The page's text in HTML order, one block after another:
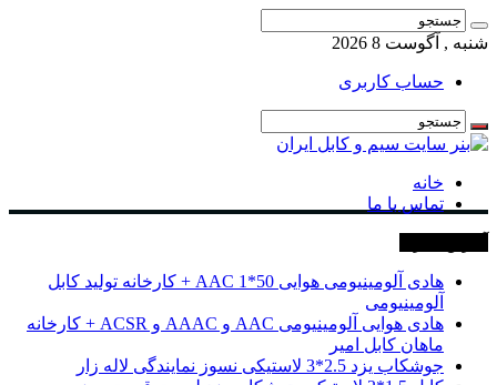
شنبه , آگوست 8 2026
حساب کاربری
خانه
تماس با ما
هادی آلومینیومی هوایی 50*1 AAC + کارخانه تولید کابل
آلومینیومی
هادی هوایی آلومینیومی AAC و AAAC و ACSR + کارخانه
ماهان کابل امیر
جوشکاب یزد 2.5*3 لاستیکی نسوز نمایندگی لاله زار